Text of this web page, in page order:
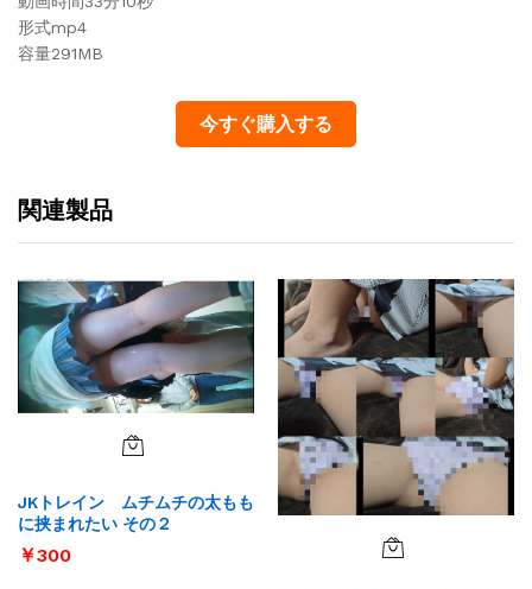
形式mp4
容量291MB
今すぐ購入する
関連製品
JKトレイン ムチムチの太もも
に挟まれたい その２
￥300